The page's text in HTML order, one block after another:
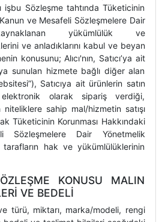
işbu Sözleşme tahtında Tüketicinin
ve Mesafeli Sözleşmelere Dair
yükümlülük ve
ve anladıklarını kabul ve beyan
konusunu; Alıcı'nın, Satıcı’ya ait
sunulan hizmete bağlı diğer alan
Satıcıya ait ürünlerin satın
elektronik olarak sipariş verdiği,
sahip mal/hizmetin satışı
Tüketicinin Korunması Hakkındaki
Sözleşmelere Dair Yönetmelik
hak ve yükümlülüklerinin
KONUSU MALIN
VE BEDELİ
türü, miktarı, marka/modeli, rengi